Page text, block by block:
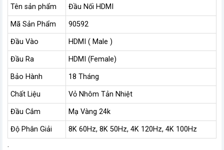
Tên sản phẩm Đầu Nối HDMI
Mã Sản Phẩm 90592
Đầu Vào HDMI ( Male )
Đầu Ra HDMI (Female)
Bảo Hành 18 Tháng
Chất Liệu Vỏ Nhôm Tản Nhiệt
Đầu Cắm Mạ Vàng 24k
Độ Phân Giải 8K 60Hz, 8K 50Hz, 4K 120Hz, 4K 100Hz
.